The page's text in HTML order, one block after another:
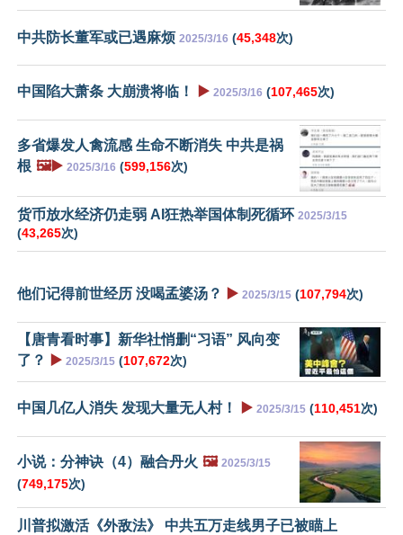
中共防长董军或已遇麻烦 2025/3/16 (45,348次)
中国陷大萧条 大崩溃将临！ ▶️ 2025/3/16 (107,465次)
多省爆发人禽流感 生命不断消失 中共是祸
根 🖼️▶️ 2025/3/16 (599,156次)
货币放水经济仍走弱 AI狂热举国体制死循环 2025/3/15
(43,265次)
他们记得前世经历 没喝孟婆汤？ ▶️ 2025/3/15 (107,794次)
【唐青看时事】新华社悄删“习语” 风向变
了？
▶️ 2025/3/15 (107,672次)
中国几亿人消失 发现大量无人村！ ▶️ 2025/3/15 (110,451次)
小说：分神诀（4）融合丹火 🖼️ 2025/3/15
(749,175次)
川普拟激活《外敌法》 中共五万走线男子已被瞄上